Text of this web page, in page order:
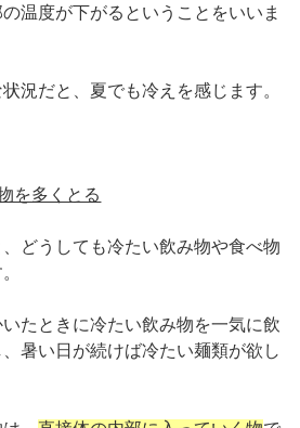
温度が下がるということをいいま
況だと、夏でも冷えを感じます。
を多くとる
どうしても冷たい飲み物や食べ物
たときに冷たい飲み物を一気に飲
暑い日が続けば冷たい麺類が欲し